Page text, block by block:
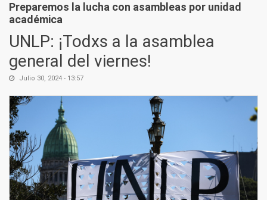
Preparemos la lucha con asambleas por unidad
académica
UNLP: ¡Todxs a la asamblea
general del viernes!
Julio 30, 2024 - 13:57